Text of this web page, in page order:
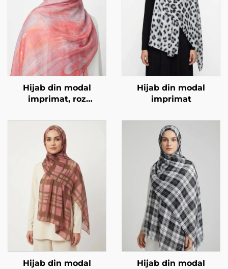
Hijab din modal
imprimat, roz
Hijab din modal
imprimat
Hijab din modal
Hijab din modal